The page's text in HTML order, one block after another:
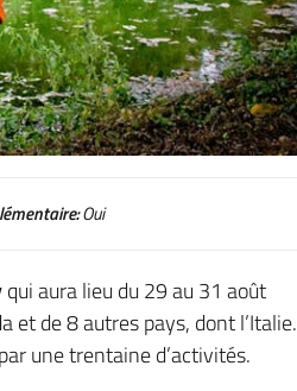
Oui
qui aura lieu du 29 au 31 août
et de 8 autres pays, dont l’Italie.
une trentaine d’activités.